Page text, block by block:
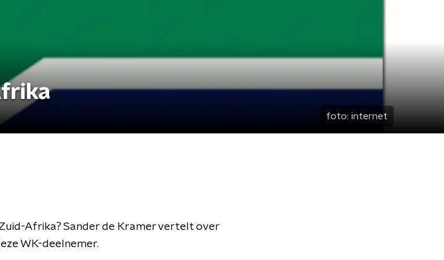
foto: internet
Afrika? Sander de Kramer vertelt over
WK-deelnemer.